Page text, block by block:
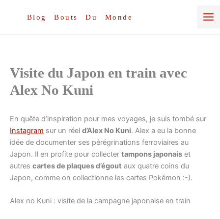
Blog Bouts Du Monde
Visite du Japon en train avec
Alex No Kuni
En quête d’inspiration pour mes voyages, je suis tombé sur
Instagram sur un réel d’Alex No Kuni. Alex a eu la bonne
idée de documenter ses pérégrinations ferroviaires au
Japon. Il en profite pour collecter tampons japonais et
autres cartes de plaques d’égout aux quatre coins du
Japon, comme on collectionne les cartes Pokémon :-).
Alex no Kuni : visite de la campagne japonaise en train